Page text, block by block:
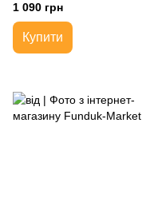
1 090 грн
Купити